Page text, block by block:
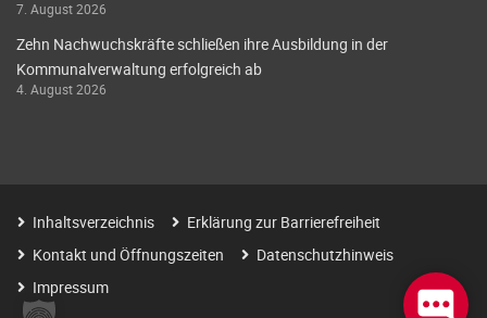
7. August 2026
Zehn Nachwuchskräfte schließen ihre Ausbildung in der
Kommunalverwaltung erfolgreich ab
4. August 2026
Inhaltsverzeichnis
Erklärung zur Barrierefreiheit
Kontakt und Öffnungszeiten
Datenschutzhinweis
Impressum